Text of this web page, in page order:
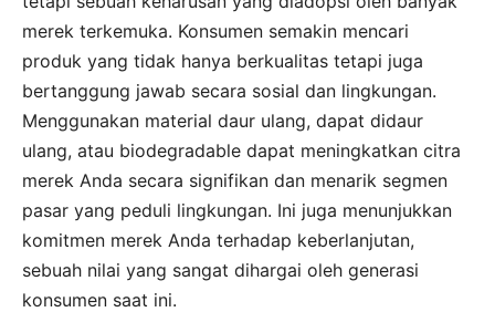
merek terkemuka. Konsumen semakin mencari
produk yang tidak hanya berkualitas tetapi juga
bertanggung jawab secara sosial dan lingkungan.
Menggunakan material daur ulang, dapat didaur
ulang, atau biodegradable dapat meningkatkan citra
merek Anda secara signifikan dan menarik segmen
pasar yang peduli lingkungan. Ini juga menunjukkan
komitmen merek Anda terhadap keberlanjutan,
sebuah nilai yang sangat dihargai oleh generasi
konsumen saat ini.